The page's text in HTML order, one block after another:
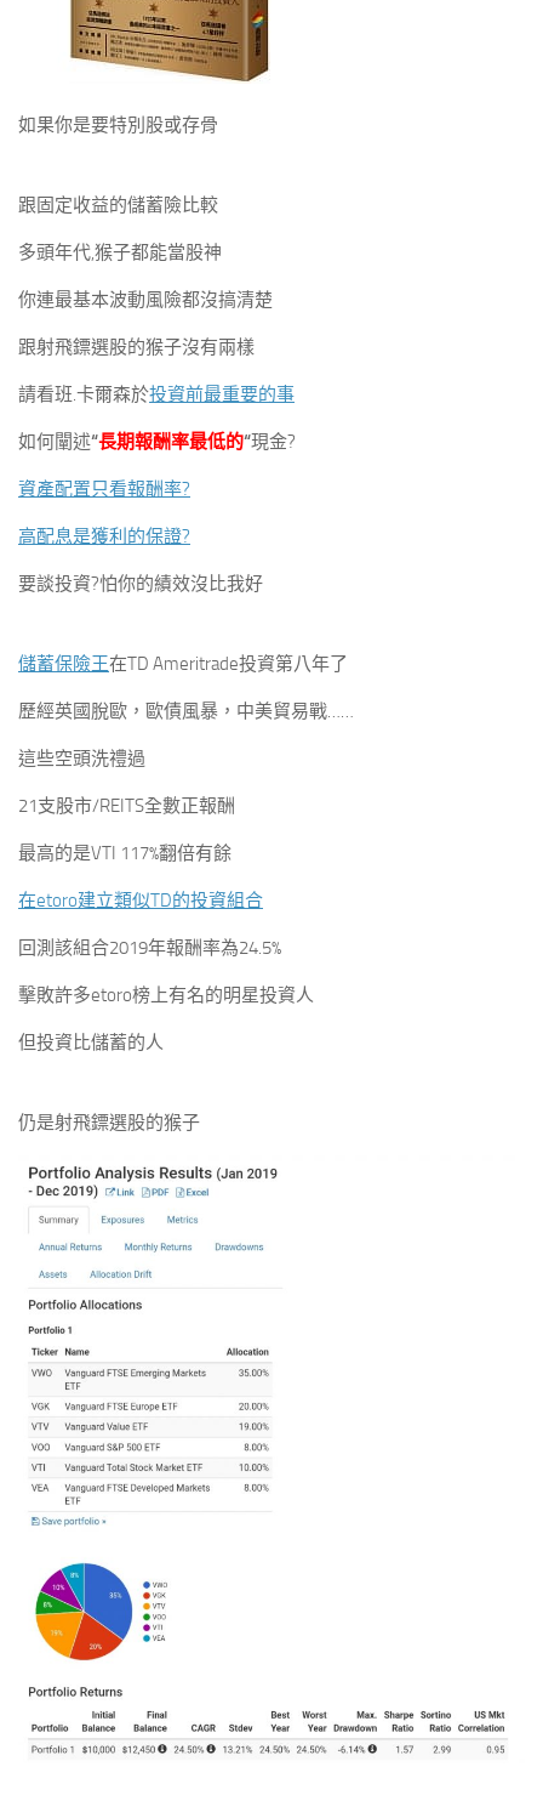
如果你是要特別股或存骨
跟固定收益的儲蓄險比較
多頭年代,猴子都能當股神
你連最基本波動風險都沒搞清楚
跟射飛鏢選股的猴子沒有兩樣
請看班.卡爾森於投資前最重要的事
如何闡述“長期報酬率最低的“現金?
資產配置只看報酬率?
高配息是獲利的保證?
要談投資?怕你的績效沒比我好
儲蓄保險王在TD Ameritrade投資第八年了
歷經英國脫歐，歐債風暴，中美貿易戰……
這些空頭洗禮過
21支股市/REITS全數正報酬
最高的是VTI 117%翻倍有餘
在etoro建立類似TD的投資組合
回測該組合2019年報酬率為24.5%
擊敗許多etoro榜上有名的明星投資人
但投資比儲蓄的人
仍是射飛鏢選股的猴子